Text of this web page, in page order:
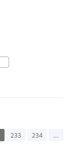
233 234
…